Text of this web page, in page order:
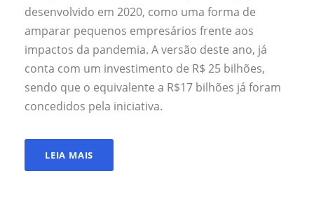
desenvolvido em 2020, como uma forma de
amparar pequenos empresários frente aos
impactos da pandemia. A versão deste ano, já
conta com um investimento de R$ 25 bilhões,
sendo que o equivalente a R$17 bilhões já foram
concedidos pela iniciativa.
LEIA MAIS